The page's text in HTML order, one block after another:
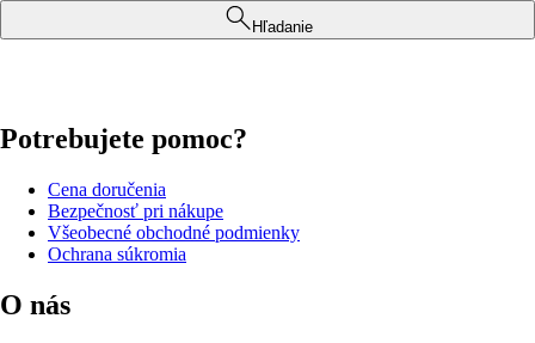
Hľadanie
Potrebujete pomoc?
Cena doručenia
Bezpečnosť pri nákupe
Všeobecné obchodné podmienky
Ochrana súkromia
O nás